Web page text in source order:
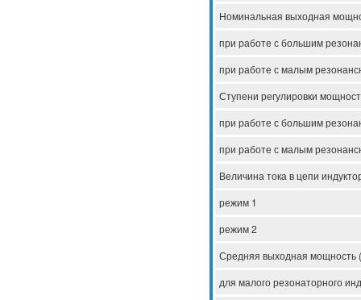
Номинальная выходная
при работе с большим
при работе с малым
Ступени регулировки
при работе с большим
при работе с малым
Величина тока в цепи
режим 1
режим 2
Средняя выходная мощность
для малого резонаторного